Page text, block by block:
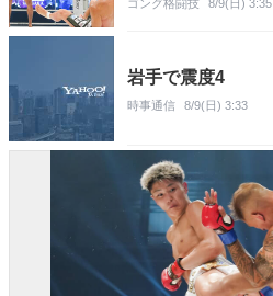
ゴング格闘技 8/9(日) 3:35
岩手で震度4
時事通信 8/9(日) 3:33